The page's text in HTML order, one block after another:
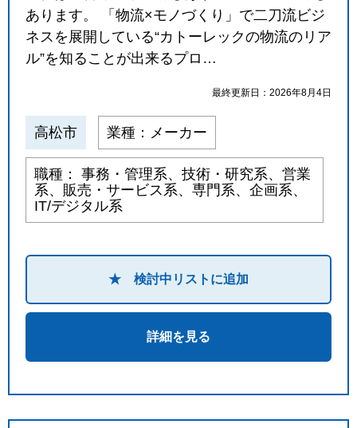
あります。 「物流×モノづくり」で二刀流ビジ
ネスを展開している“カトーレックの物流のリア
ル”を知ることが出来るプロ…
最終更新日：2026年8月4日
高松市 業種：メーカー
職種： 事務・管理系、技術・研究系、営業
系、販売・サービス系、専門系、企画系、
IT/デジタル系
★ 検討中リストに追加
詳細を見る